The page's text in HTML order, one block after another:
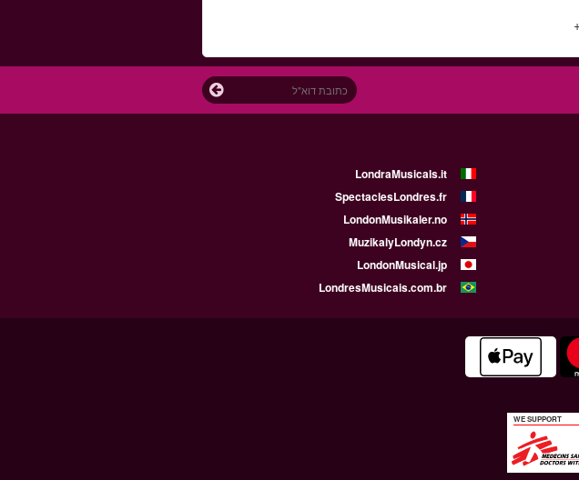
LondraMusicals.it
SpectaclesLondres.fr
LondonMusikaler.no
MuzikalyLondyn.cz
LondonMusical.jp
LondresMusicais.com.br
WE SUPPORT